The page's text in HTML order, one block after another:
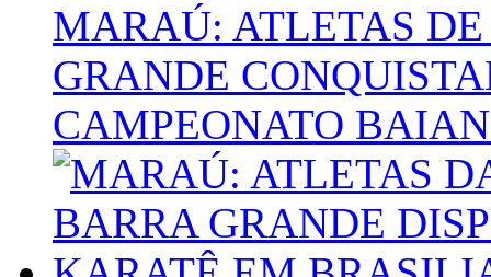
MARAÚ: ATLETAS
GRANDE
CAMPEONATO